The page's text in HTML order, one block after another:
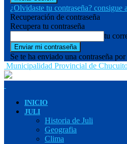
¿Olvidaste tu contraseña? consigue
Recuperación de contraseña
Recupera tu contraseña
tu
Se te ha enviado una contraseña
Municipalidad Provincial de
INICIO
JULI
Historia de Juli
Geografia
Clima